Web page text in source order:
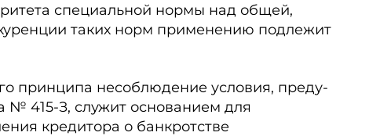
специальной нормы над общей,
таких норм применению подлежит
принципа несоблюдение условия, преду­
№ 415-З, служит основанием для
кредитора о банкротстве